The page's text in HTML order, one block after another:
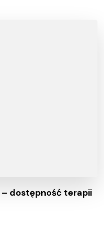
– dostępność terapii